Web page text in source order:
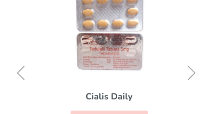
Cialis Daily